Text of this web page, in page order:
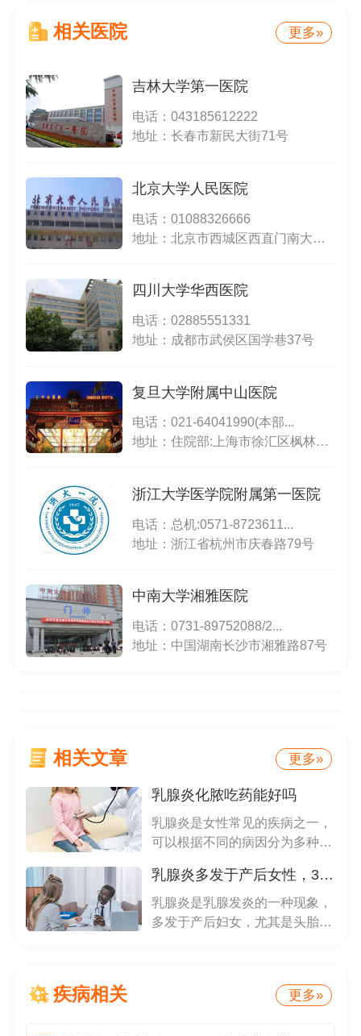
相关医院 更多»
吉林大学第一医院
电话： 043185612222
地址：长春市新民大街71号
北京大学人民医院
电话： 01088326666
地址：北京市西城区西直门南大街11号
四川大学华西医院
电话： 02885551331
地址：成都市武侯区国学巷37号
复旦大学附属中山医院
电话： 021-64041990(本部...
地址：住院部:上海市徐汇区枫林路180号;东院:上海市徐汇区斜土路的1609号;西院:上海市徐汇区医学院路111号;特需门诊、生殖医学中心(15号楼):上海市小木桥路260号
浙江大学医学院附属第一医院
电话： 总机:0571-8723611...
地址：浙江省杭州市庆春路79号
中南大学湘雅医院
电话： 0731-89752088/2...
地址：中国湖南长沙市湘雅路87号
相关文章 更多»
乳腺炎化脓吃药能好吗
乳腺炎是女性常见的疾病之一，
可以根据不同的病因分为多种类
乳腺炎多发于产后女性，3个不同阶段，症状有所不同
乳腺炎是乳腺发炎的一种现象，
多发于产后妇女，尤其是头胎生
疾病相关 更多»